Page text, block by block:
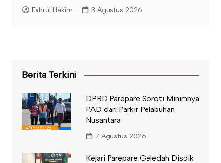
Fahrul Hakim 3 Agustus 2026
Berita Terkini
DPRD Parepare Soroti Minimnya
PAD dari Parkir Pelabuhan
Nusantara
7 Agustus 2026
Kejari Parepare Geledah Disdik